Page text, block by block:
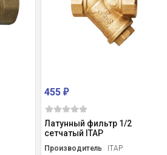
455₽
Латунный фильтр 1/2
сетчатый ITAP
Производитель
ITAP